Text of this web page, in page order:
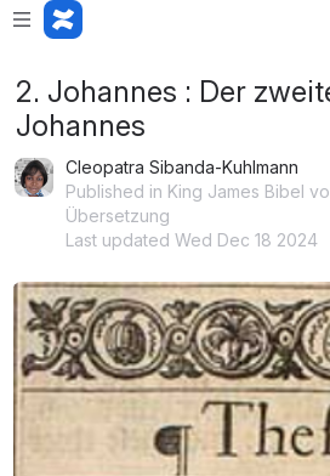
2. Johannes : Der
Johannes
Cleopatra Sibanda-Kuhlmann
Published in King James Bibel
Übersetzung
Last updated Wed Dec 18 2024
Open